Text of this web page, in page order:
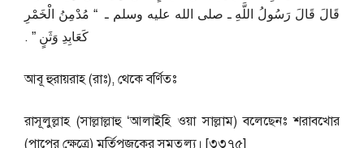
قَالَ قَالَ رَسُولُ اللَّهِ ـ صلى الله عليه وسلم ـ ‏ “‏ مُدْمِنُ الْخَمْرِ
كَعَابِدِ وَثَنٍ ‏”‏ ‏.‏
আবূ হুরায়রাহ (রাঃ), থেকে বর্ণিতঃ
রাসূলুল্লাহ (সাল্লাল্লাহু ‘আলাইহি ওয়া সাল্লাম) বলেছেনঃ শরাবখোর
(পাপের ক্ষেত্রে) মূর্তিপূজকের সমতুল্য। [৩৩৭৫]